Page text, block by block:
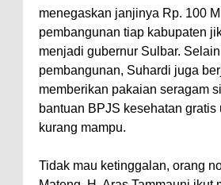
menegaskan janjinya Rp. 100
pembangunan tiap kabupaten
menjadi gubernur Sulbar.
pembangunan, Suhardi juga
memberikan pakaian seragam
bantuan BPJS kesehatan gratis
kurang mampu.
Tidak mau ketinggalan, orang